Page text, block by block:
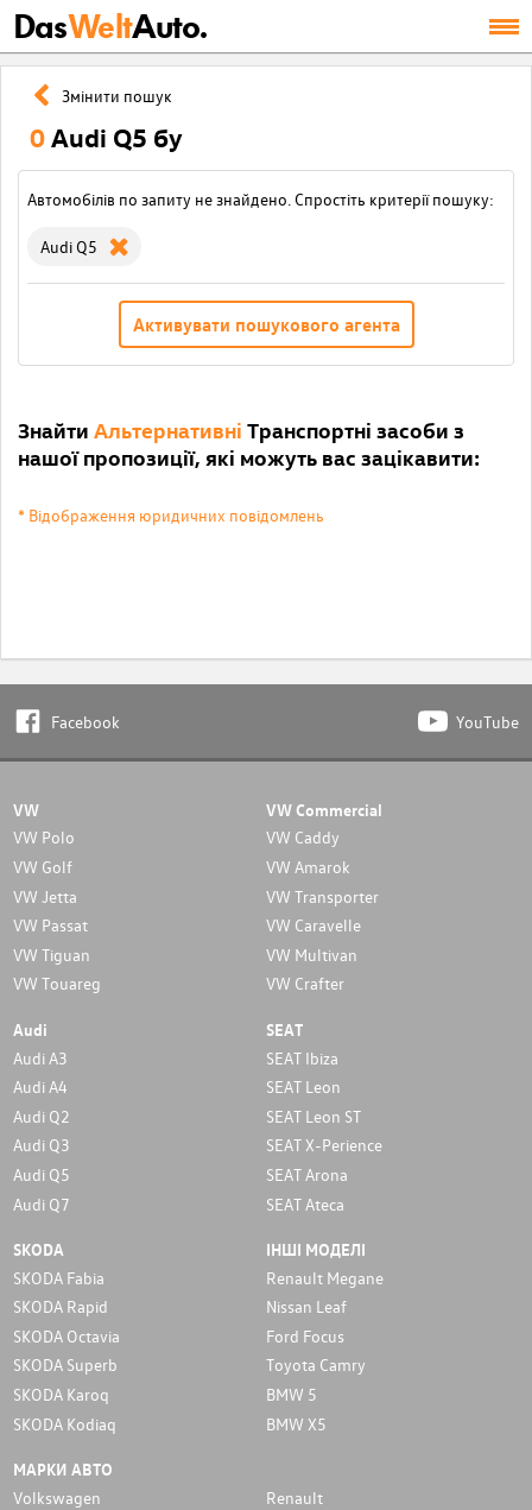
DasWeltAuto.
Змінити пошук
0Audi Q5 бу
Автомобілів по запиту не знайдено. Спростіть критерії пошуку:
Audi Q5
Активувати пошукового агента
Знайти Альтернативні Транспортні засоби з
нашої пропозиції, які можуть вас зацікавити:
* Відображення юридичних повідомлень
Facebook YouTube
VW
VW Polo
VW Golf
VW Jetta
VW Passat
VW Tiguan
VW Touareg
VW Commercial
VW Caddy
VW Amarok
VW Transporter
VW Caravelle
VW Multivan
VW Crafter
Audi
Audi A3
Audi A4
Audi Q2
Audi Q3
Audi Q5
Audi Q7
SEAT
SEAT Ibiza
SEAT Leon
SEAT Leon ST
SEAT X-Perience
SEAT Arona
SEAT Ateca
SKODA
SKODA Fabia
SKODA Rapid
SKODA Octavia
SKODA Superb
SKODA Karoq
SKODA Kodiaq
ІНШІ МОДЕЛІ
Renault Megane
Nissan Leaf
Ford Focus
Toyota Camry
BMW 5
BMW X5
МАРКИ АВТО
Volkswagen
Renault